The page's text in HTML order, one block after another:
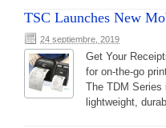
TSC Launches New
24 septiembre, 2019
Get Your
for on-the-go
The TDM
lightweight,